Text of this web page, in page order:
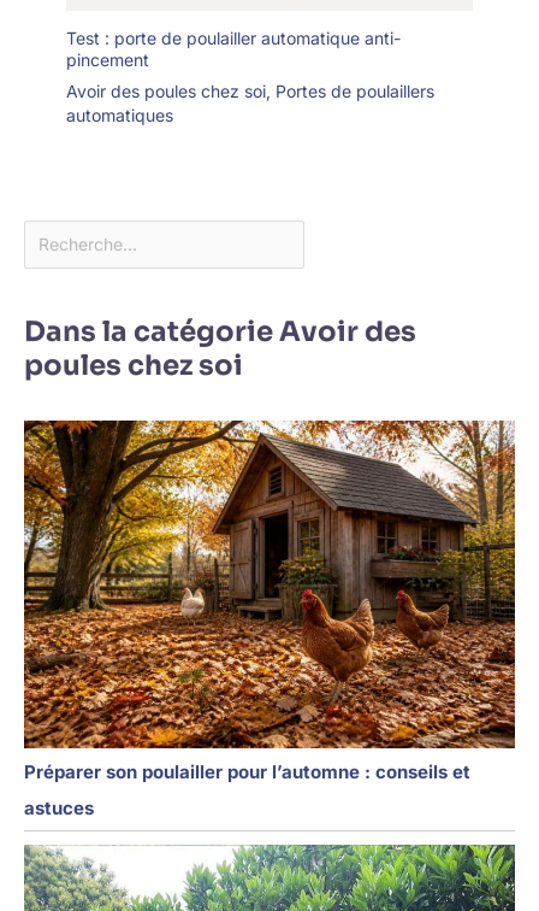
Test : porte de poulailler automatique anti-
pincement
Avoir des poules chez soi, Portes de poulaillers
automatiques
Dans la catégorie Avoir des
poules chez soi
Préparer son poulailler pour l’automne : conseils et
astuces